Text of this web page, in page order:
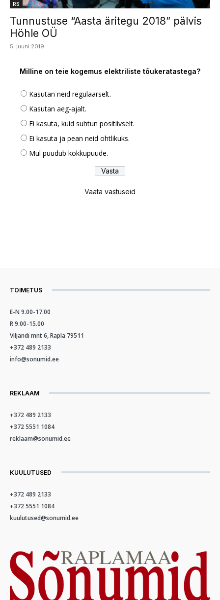
RS
Tunnustuse “Aasta äritegu 2018” pälvis
Höhle OÜ
5. juuni 2019
Milline on teie kogemus elektriliste tõukeratastega?
Kasutan neid regulaarselt.
Kasutan aeg-ajalt.
Ei kasuta, kuid suhtun positiivselt.
Ei kasuta ja pean neid ohtlikuks.
Mul puudub kokkupuude.
Vaata vastuseid
TOIMETUS
E-N 9.00-17.00
R 9.00-15.00
Viljandi mnt 6, Rapla 79511
+372 489 2133
info@sonumid.ee
REKLAAM
+372 489 2133
+372 5551 1084
reklaam@sonumid.ee
KUULUTUSED
+372 489 2133
+372 5551 1084
kuulutused@sonumid.ee